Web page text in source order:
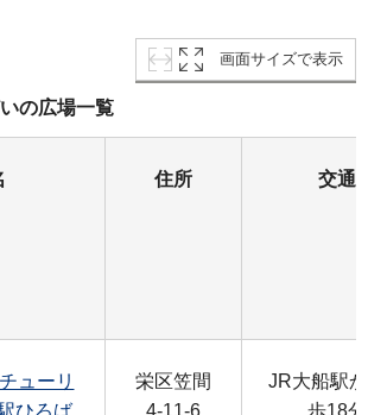
画面サイズで表示
の広場一覧
住所 交通
ューリ
ひろば
栄区笠間
4-11-6
JR大船駅
歩18分